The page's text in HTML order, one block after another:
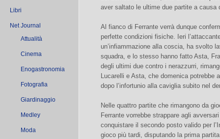
Libri
Net Journal
Attualità
Cinema
Enogastronomia
Fotografia
Giardinaggio
Medley
Moda
aver saltato le ultime due partite a
Al fianco di Ferrante verrà dunque
perfette condizioni fisiche. Ieri
un’infiammazione alla coscia, ha svolto
squadra, e lo stesso hanno fatto Asta,
degli ultimi due contro i nerazzurri,
Lucarelli e Asta, che domenica potrebbe
dopo l’infortunio alla caviglia subito nel
Nelle quattro partite che rimangono da
Ferrante vorrebbe strappare agli
conquistare il secondo posto valido per
gioco più tardi, disputando la prima